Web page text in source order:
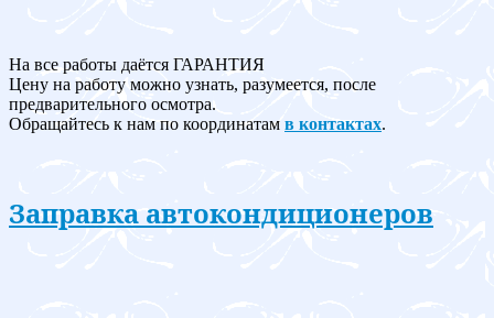
На все работы даётся ГАРАНТИЯ
Цену на работу можно узнать, разумеется, после
предварительного осмотра.
Обращайтесь к нам по координатам в контактах.
Заправка автокондиционеров